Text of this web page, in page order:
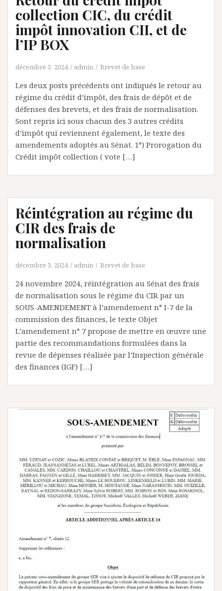
collection CIC, du crédit
impôt innovation CII, et de
l’IP BOX
décembre 3, 2024 admin Brevet de base
Les deux posts précédents ont indiqués le retour au
régime du crédit d’impôt, des frais de dépôt et de
défenses des brevets, et des frais de normalisation.
Sont repris ici sous chacun des 3 autres crédits
d’impôt qui reviennent également, le texte des
amendements adoptés au Sénat. 1°) Prorogation du
Crédit impôt collection ( vote […]
Réintégration au régime du
CIR des frais de
normalisation
décembre 3, 2024 admin Brevet de base
24 novembre 2024, réintégration au Sénat des frais
de normalisation sous le régime du CIR par un
SOUS-AMENDEMENT à l’amendement n° I-7 de la
commission des finances, le texte Objet
L’amendement n° 7 propose de mettre en œuvre une
partie des recommandations formulées dans la
revue de dépenses réalisée par l’Inspection générale
des finances (IGF) […]